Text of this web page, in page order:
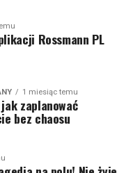
Rossmann PL
1 miesiąc temu
zaplanować
bez chaosu